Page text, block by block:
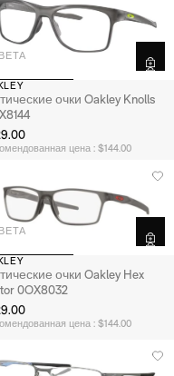
очки Oakley Knolls
цена : $144.00
очки Oakley Hex
0OX8032
цена : $144.00